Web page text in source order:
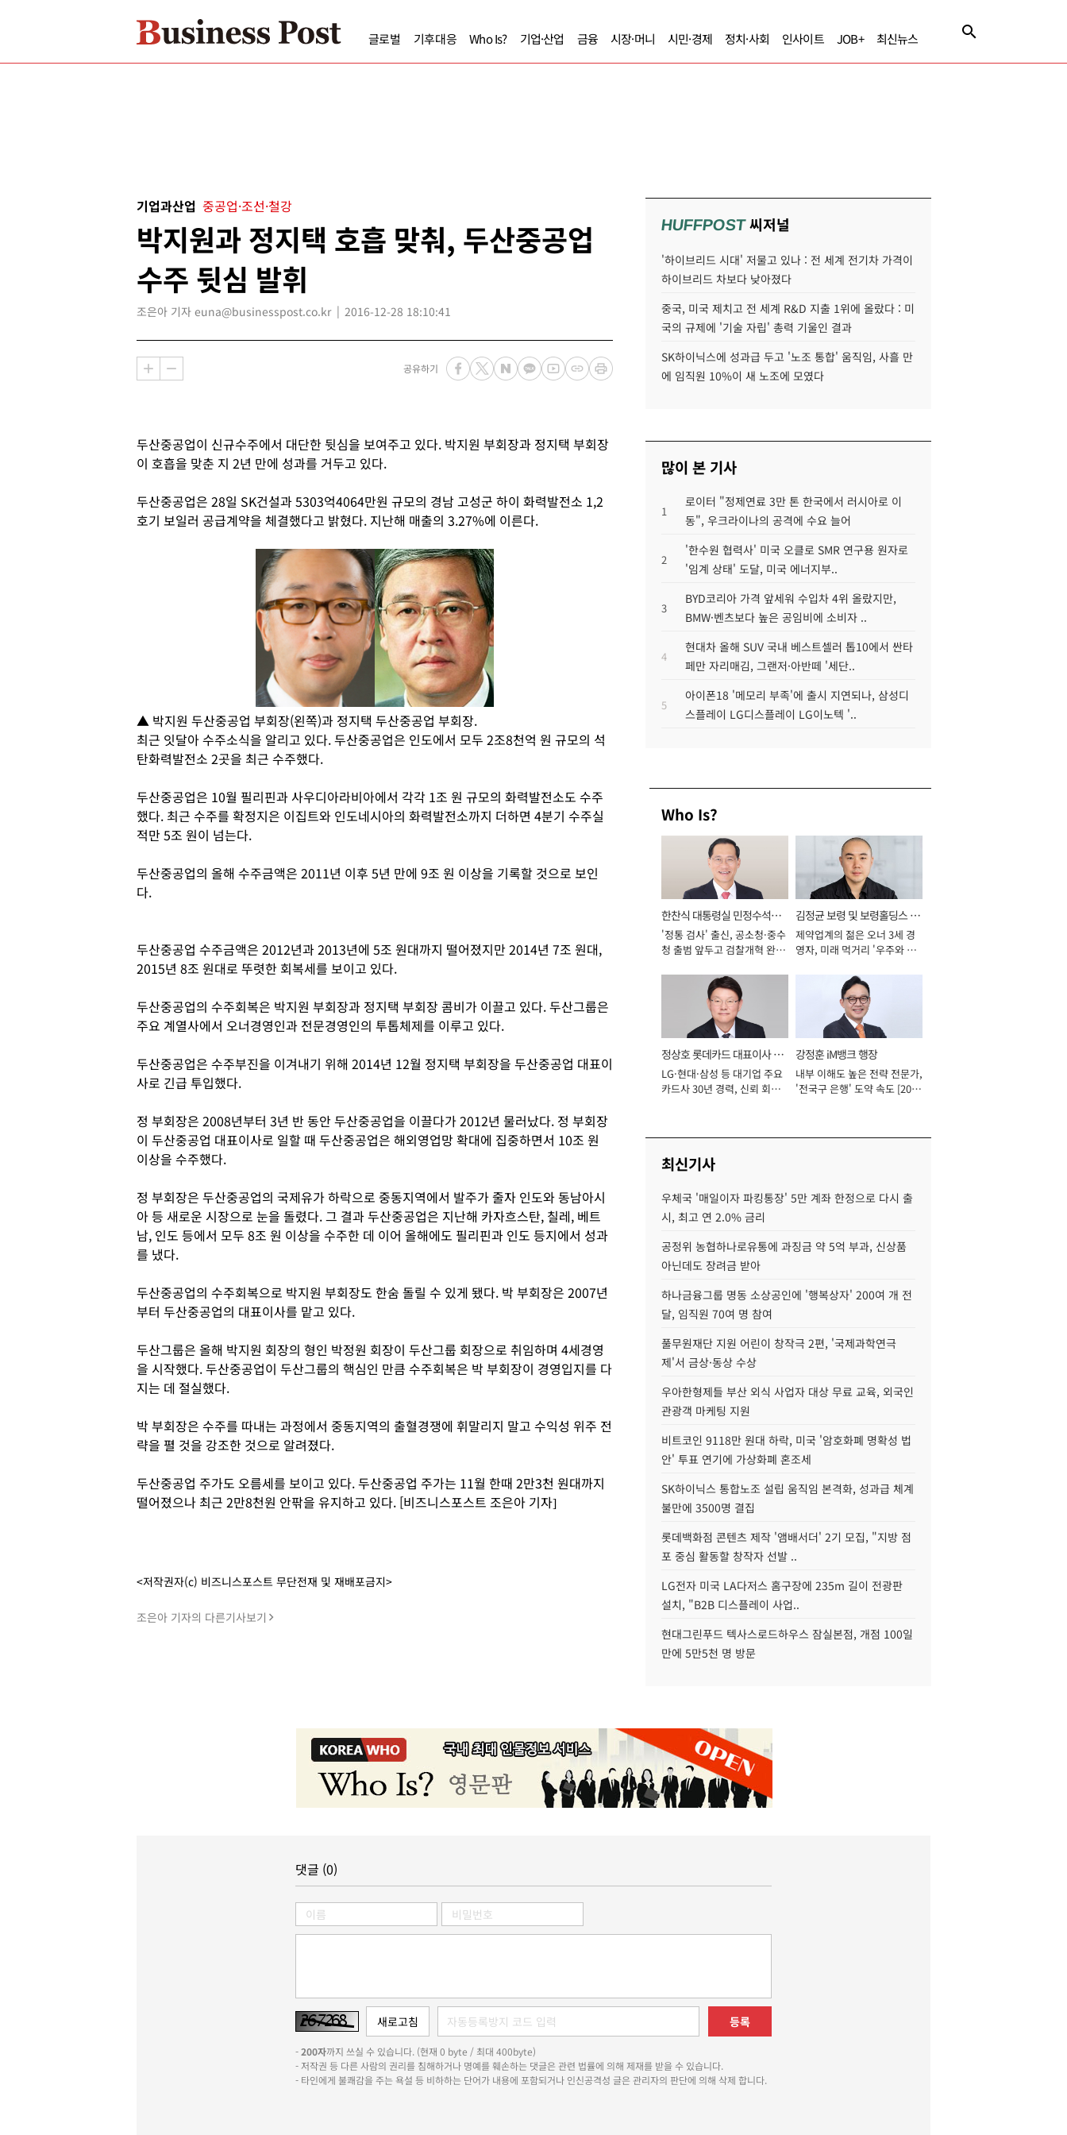
글로벌 기후대응 Who Is? 기업·산업 금융 시장·머니 시민·경제 정치·사회 인사이트 JOB+ 최신뉴스
기업과산업 중공업·조선·철강
박지원과 정지택 호흡 맞춰, 두산중공업
수주 뒷심 발휘
조은아 기자 euna@businesspost.co.kr 2016-12-28 18:10:41
공유하기
두산중공업이 신규수주에서 대단한 뒷심을 보여주고 있다. 박지원 부회장과 정지택 부회장
이 호흡을 맞춘 지 2년 만에 성과를 거두고 있다.
두산중공업은 28일 SK건설과 5303억4064만원 규모의 경남 고성군 하이 화력발전소 1,2
호기 보일러 공급계약을 체결했다고 밝혔다. 지난해 매출의 3.27%에 이른다.
▲ 박지원 두산중공업 부회장(왼쪽)과 정지택 두산중공업 부회장.
최근 잇달아 수주소식을 알리고 있다. 두산중공업은 인도에서 모두 2조8천억 원 규모의 석
탄화력발전소 2곳을 최근 수주했다.
두산중공업은 10월 필리핀과 사우디아라비아에서 각각 1조 원 규모의 화력발전소도 수주
했다. 최근 수주를 확정지은 이집트와 인도네시아의 화력발전소까지 더하면 4분기 수주실
적만 5조 원이 넘는다.
두산중공업의 올해 수주금액은 2011년 이후 5년 만에 9조 원 이상을 기록할 것으로 보인
다.
두산중공업 수주금액은 2012년과 2013년에 5조 원대까지 떨어졌지만 2014년 7조 원대,
2015년 8조 원대로 뚜렷한 회복세를 보이고 있다.
두산중공업의 수주회복은 박지원 부회장과 정지택 부회장 콤비가 이끌고 있다. 두산그룹은
주요 계열사에서 오너경영인과 전문경영인의 투톱체제를 이루고 있다.
두산중공업은 수주부진을 이겨내기 위해 2014년 12월 정지택 부회장을 두산중공업 대표이
사로 긴급 투입했다.
정 부회장은 2008년부터 3년 반 동안 두산중공업을 이끌다가 2012년 물러났다. 정 부회장
이 두산중공업 대표이사로 일할 때 두산중공업은 해외영업망 확대에 집중하면서 10조 원
이상을 수주했다.
정 부회장은 두산중공업의 국제유가 하락으로 중동지역에서 발주가 줄자 인도와 동남아시
아 등 새로운 시장으로 눈을 돌렸다. 그 결과 두산중공업은 지난해 카자흐스탄, 칠레, 베트
남, 인도 등에서 모두 8조 원 이상을 수주한 데 이어 올해에도 필리핀과 인도 등지에서 성과
를 냈다.
두산중공업의 수주회복으로 박지원 부회장도 한숨 돌릴 수 있게 됐다. 박 부회장은 2007년
부터 두산중공업의 대표이사를 맡고 있다.
두산그룹은 올해 박지원 회장의 형인 박정원 회장이 두산그룹 회장으로 취임하며 4세경영
을 시작했다. 두산중공업이 두산그룹의 핵심인 만큼 수주회복은 박 부회장이 경영입지를 다
지는 데 절실했다.
박 부회장은 수주를 따내는 과정에서 중동지역의 출혈경쟁에 휘말리지 말고 수익성 위주 전
략을 펼 것을 강조한 것으로 알려졌다.
두산중공업 주가도 오름세를 보이고 있다. 두산중공업 주가는 11월 한때 2만3천 원대까지
떨어졌으나 최근 2만8천원 안팎을 유지하고 있다. [비즈니스포스트 조은아 기자]
<저작권자(c) 비즈니스포스트 무단전재 및 재배포금지>
조은아 기자의 다른기사보기
HUFFPOST씨저널
'하이브리드 시대' 저물고 있나 : 전 세계 전기차 가격이
하이브리드 차보다 낮아졌다
중국, 미국 제치고 전 세계 R&D 지출 1위에 올랐다 : 미
국의 규제에 '기술 자립' 총력 기울인 결과
SK하이닉스에 성과급 두고 '노조 통합' 움직임, 사흘 만
에 임직원 10%이 새 노조에 모였다
많이 본 기사
1
로이터 "정제연료 3만 톤 한국에서 러시아로 이
동", 우크라이나의 공격에 수요 늘어
2
'한수원 협력사' 미국 오클로 SMR 연구용 원자로
'임계 상태' 도달, 미국 에너지부..
3
BYD코리아 가격 앞세워 수입차 4위 올랐지만,
BMW·벤츠보다 높은 공임비에 소비자 ..
4
현대차 올해 SUV 국내 베스트셀러 톱10에서 싼타
페만 자리매김, 그랜저·아반떼 '세단..
5
아이폰18 '메모리 부족'에 출시 지연되나, 삼성디
스플레이 LG디스플레이 LG이노텍 '..
Who Is?
한찬식 대통령실 민정수석비
서관
'정통 검사' 출신, 공소청·중수
청 출범 앞두고 검찰개혁 완수
김정균 보령 및 보령홀딩스 대
표이사 사장
제약업계의 젊은 오너 3세 경
영자, 미래 먹거리 '우주와 헬
정상호 롯데카드 대표이사 사
장
LG·현대·삼성 등 대기업 주요
카드사 30년 경력, 신뢰 회복
강정훈 iM뱅크 행장
내부 이해도 높은 전략 전문가,
'전국구 은행' 도약 속도 [2026
최신기사
우체국 '매일이자 파킹통장' 5만 계좌 한정으로 다시 출
시, 최고 연 2.0% 금리
공정위 농협하나로유통에 과징금 약 5억 부과, 신상품
아닌데도 장려금 받아
하나금융그룹 명동 소상공인에 '행복상자' 200여 개 전
달, 임직원 70여 명 참여
풀무원재단 지원 어린이 창작극 2편, '국제과학연극
제'서 금상·동상 수상
우아한형제들 부산 외식 사업자 대상 무료 교육, 외국인
관광객 마케팅 지원
비트코인 9118만 원대 하락, 미국 '암호화폐 명확성 법
안' 투표 연기에 가상화폐 혼조세
SK하이닉스 통합노조 설립 움직임 본격화, 성과급 체계
불만에 3500명 결집
롯데백화점 콘텐츠 제작 '앰배서더' 2기 모집, "지방 점
포 중심 활동할 창작자 선발 ..
LG전자 미국 LA다저스 홈구장에 235m 길이 전광판
설치, "B2B 디스플레이 사업..
현대그린푸드 텍사스로드하우스 잠실본점, 개점 100일
만에 5만5천 명 방문
댓글 (0)
등록
-200자까지 쓰실 수 있습니다. (현재 0 byte / 최대 400byte)
- 저작권 등 다른 사람의 권리를 침해하거나 명예를 훼손하는 댓글은 관련 법률에 의해 제재를 받을 수 있습니다.
- 타인에게 불쾌감을 주는 욕설 등 비하하는 단어가 내용에 포함되거나 인신공격성 글은 관리자의 판단에 의해 삭제 합니다.